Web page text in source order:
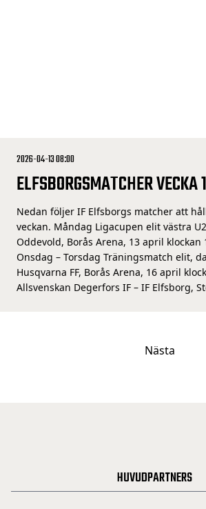
2026-04-13 08:00
ELFSBORGSMATCHER VECKA
Nedan följer IF Elfsborgs matcher att
veckan. Måndag Ligacupen elit västra
Oddevold, Borås Arena, 13 april klockan
Onsdag – Torsdag Träningsmatch elit,
Husqvarna FF, Borås Arena, 16 april
Allsvenskan Degerfors IF – IF Elfsborg,
Nästa
HUVUDPARTNERS